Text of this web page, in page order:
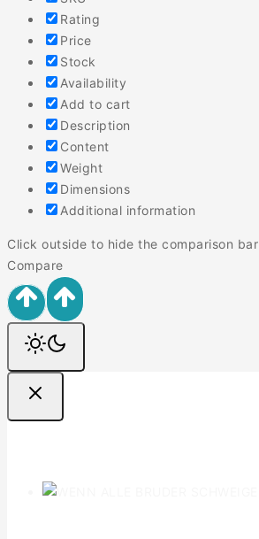
Rating
Price
Stock
Availability
Add to cart
Description
Content
Weight
Dimensions
Additional information
Click outside to hide the comparison bar
Compare